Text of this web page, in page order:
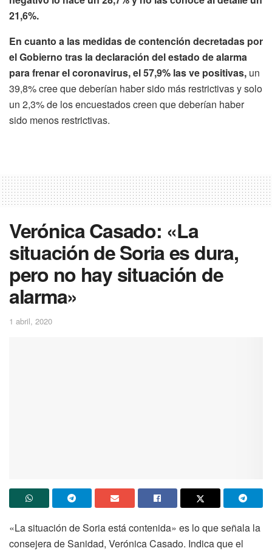
21,6%.
En cuanto a las medidas de contención decretadas por
el Gobierno tras la declaración del estado de alarma
para frenar el coronavirus, el 57,9% las ve positivas, un
39,8% cree que deberían haber sido más restrictivas y solo
un 2,3% de los encuestados creen que deberían haber
sido menos restrictivas.
Verónica Casado: «La
situación de Soria es dura,
pero no hay situación de
alarma»
1 abril, 2020
«La situación de Soria está contenida» es lo que señala la
consejera de Sanidad, Verónica Casado. Indica que el